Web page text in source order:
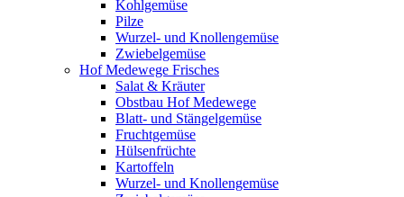
Kohlgemüse
Pilze
Wurzel- und Knollengemüse
Zwiebelgemüse
Hof Medewege Frisches
Salat & Kräuter
Obstbau Hof Medewege
Blatt- und Stängelgemüse
Fruchtgemüse
Hülsenfrüchte
Kartoffeln
Wurzel- und Knollengemüse